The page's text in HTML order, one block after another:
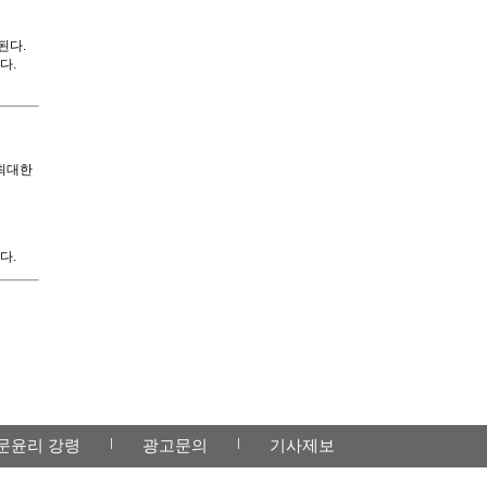
다.
.
대한
.
윤리 강령 광고문의 기사제보